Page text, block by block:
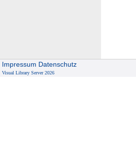
Impressum Datenschutz
Visual Library Server 2026